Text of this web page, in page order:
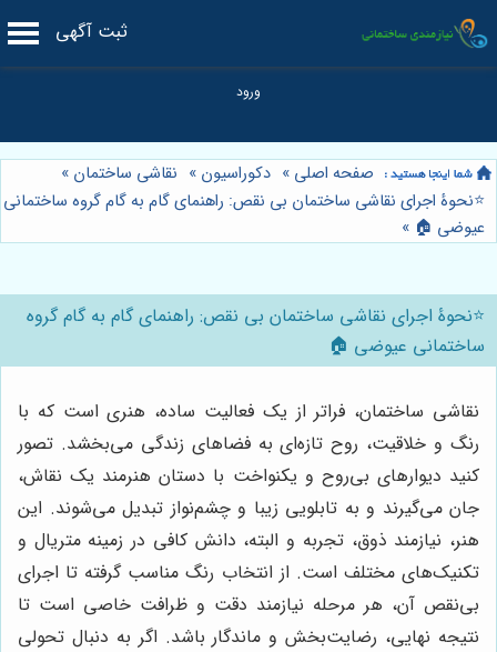
ثبت آگهی
صفحه اصلی » دکوراسیون » نقاشی ساختمان »
⭐️نحوۀ اجرای نقاشی ساختمان بی نقص: راهنمای گام به گام گروه ساختمانی
عیوضی 🏠 »
⭐️نحوۀ اجرای نقاشی ساختمان بی نقص: راهنمای گام به گام گروه
ساختمانی عیوضی 🏠
نقاشی ساختمان، فراتر از یک فعالیت ساده، هنری است که با
رنگ و خلاقیت، روح تازه‌ای به فضاهای زندگی می‌بخشد. تصور
کنید دیوارهای بی‌روح و یکنواخت با دستان هنرمند یک نقاش،
جان می‌گیرند و به تابلویی زیبا و چشم‌نواز تبدیل می‌شوند. این
هنر، نیازمند ذوق، تجربه و البته، دانش کافی در زمینه متریال و
تکنیک‌های مختلف است. از انتخاب رنگ مناسب گرفته تا اجرای
بی‌نقص آن، هر مرحله نیازمند دقت و ظرافت خاصی است تا
نتیجه نهایی، رضایت‌بخش و ماندگار باشد. اگر به دنبال تحولی